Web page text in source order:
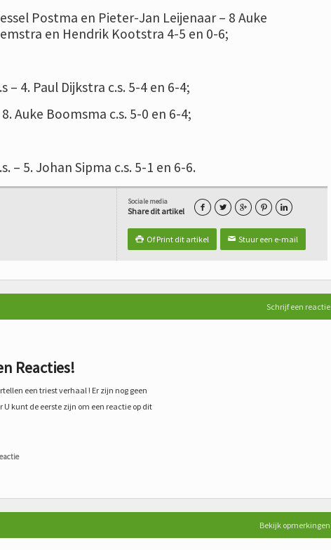
Postma en Pieter-Jan Leijenaar – 8 Auke
en Hendrik Kootstra 4-5 en 0-6;
– 4. Paul Dijkstra c.s. 5-4 en 6-4;
Auke Boomsma c.s. 5-0 en 6-4;
– 5. Johan Sipma c.s. 5-1 en 6-6.
Sociale media
Share dit artikel     
 Of Print dit artikel ✉ Stuur een e-mail
Schrijf een reactie
Reacties!
een triest verhaal ! Er zijn nog geen
U kunt de eerste zijn om een reactie op dit
Bekijk opmerkingen